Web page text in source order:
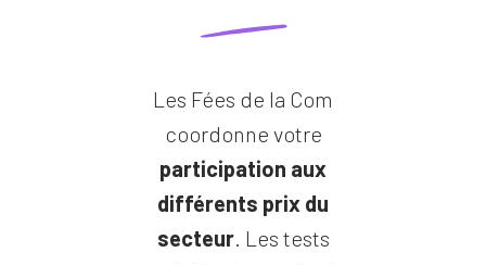
Les Fées de la Com
coordonne votre
participation aux
différents prix du
secteur. Les tests